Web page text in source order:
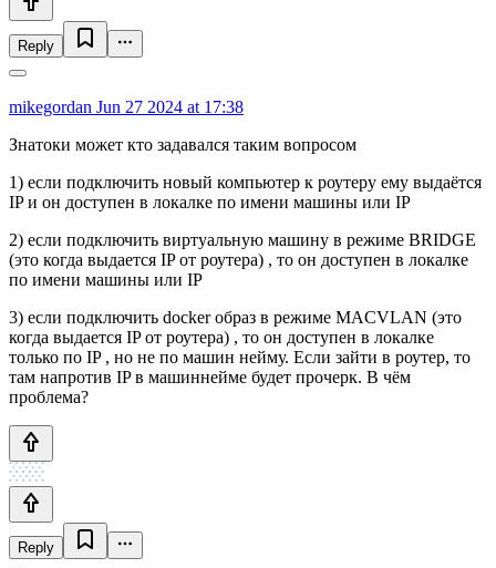
Reply
mikegordan Jun 27 2024 at 17:38
Знатоки может кто задавался таким вопросом
1) если подключить новый компьютер к роутеру ему выдаётся
IP и он доступен в локалке по имени машины или IP
2) если подключить виртуальную машину в режиме BRIDGE
(это когда выдается IP от роутера) , то он доступен в локалке
по имени машины или IP
3) если подключить docker образ в режиме MACVLAN (это
когда выдается IP от роутера) , то он доступен в локалке
только по IP , но не по машин нейму. Если зайти в роутер, то
там напротив IP в машиннейме будет прочерк. В чём
проблема?
Reply